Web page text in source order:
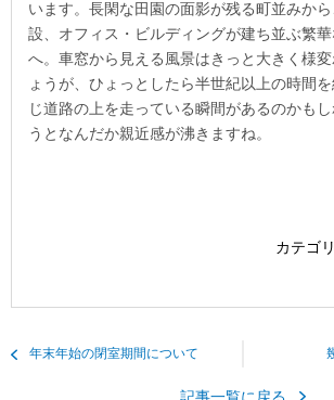
います。長閑な田園の面影が残る町並みか
設、オフィス・ビルディングが建ち並ぶ繁
へ。車窓から見える風景はきっと大きく様
ょうが、ひょっとしたら半世紀以上の時間
じ道路の上を走っている瞬間があるのかも
うとなんだか親近感が沸きますね。
カテゴ
年末年始の閉室期間について